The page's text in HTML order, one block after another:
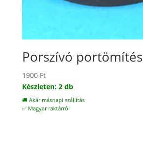
Porszívó portömítés
1900 Ft
Készleten: 2 db
🚚 Akár másnapi szállítás
✅ Magyar raktárról